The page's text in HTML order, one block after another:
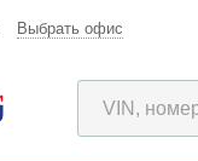
Выбрать офис